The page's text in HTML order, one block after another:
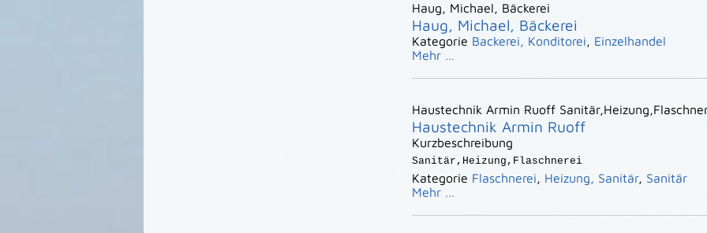
Haug, Michael, Bäckerei
Haug, Michael, Bäckerei
Kategorie Backerei, Konditorei, Einzelhandel
Mehr …
Haustechnik Armin Ruoff
Haustechnik Armin Ruoff
Kurzbeschreibung
Sanitär,Heizung,Flaschnerei
Kategorie Flaschnerei, Heizung, Sanitär, Sanitär
Mehr …